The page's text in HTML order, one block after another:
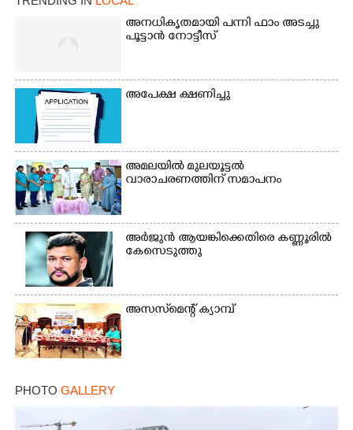
അനധികൃതമായി പന്നി ഫാം അടച്ചു
പൂട്ടാൻ നോട്ടീസ്
അപേക്ഷ ക്ഷണിച്ചു
അമലയിൽ മുലയൂട്ടൽ
വാരാചരണത്തിന് സമാപനം
അർജുൻ ആയങ്കിക്കെതിരെ കണ്ണൂരിൽ
കേസെടുത്തു
അസസ്‌മെന്റ് ക്യാമ്പ്
PHOTO GALLERY